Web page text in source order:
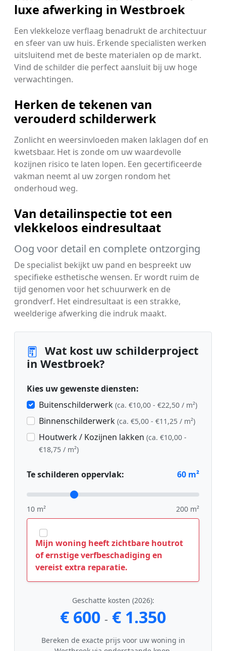
luxe afwerking in Westbroek
Een vlekkeloze verflaag benadrukt de architectuur
en sfeer van uw huis. Erkende specialisten werken
uitsluitend met de beste materialen op de markt.
Vind de schilder die perfect aansluit bij uw hoge
verwachtingen.
Herken de tekenen van
verouderd schilderwerk
Zonlicht en weersinvloeden maken laklagen dof en
kwetsbaar. Het is zonde om uw waardevolle
kozijnen risico te laten lopen. Een gecertificeerde
vakman neemt al uw zorgen rondom het
onderhoud weg.
Van detailinspectie tot een
vlekkeloos eindresultaat
Oog voor detail en complete ontzorging
De specialist bekijkt uw pand en bespreekt uw
specifieke esthetische wensen. Er wordt ruim de
tijd genomen voor het schuurwerk en de
grondverf. Het eindresultaat is een strakke,
weelderige afwerking die indruk maakt.
Wat kost uw schilderproject
in Westbroek?
Kies uw gewenste diensten:
Buitenschilderwerk (ca. €10,00 - €22,50 / m²)
Binnenschilderwerk (ca. €5,00 - €11,25 / m²)
Houtwerk / Kozijnen lakken (ca. €10,00 -
€18,75 / m²)
Te schilderen oppervlak: 60 m²
10 m² 200 m²
Mijn woning heeft zichtbare houtrot
of ernstige verfbeschadiging en
vereist extra reparatie.
Geschatte kosten (2026):
€ 600 - € 1.350
Bereken de exacte prijs voor uw woning in